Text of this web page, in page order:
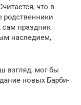
что в
родственники
сам праздник
наследием,
взгляд, мог бы
новых Барби-